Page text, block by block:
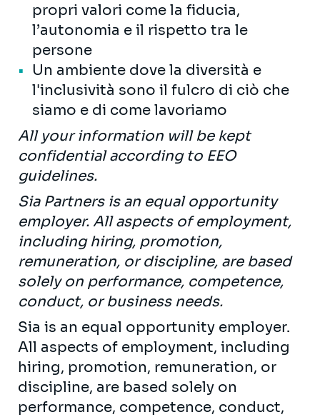
propri valori come la fiducia,
l’autonomia e il rispetto tra le
persone
Un ambiente dove la diversità e
l'inclusività sono il fulcro di ciò che
siamo e di come lavoriamo
All your information will be kept
confidential according to EEO
guidelines.
Sia Partners is an equal opportunity
employer. All aspects of employment,
including hiring, promotion,
remuneration, or discipline, are based
solely on performance, competence,
conduct, or business needs.
Sia is an equal opportunity employer.
All aspects of employment, including
hiring, promotion, remuneration, or
discipline, are based solely on
performance, competence, conduct,